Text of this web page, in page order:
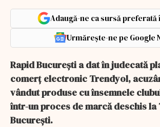
Adaugă-ne ca sursă preferată
Urmărește-ne pe Google
Rapid București a dat în judecată
comerț electronic Trendyol,
vândut produse cu însemnele
într-un proces de marcă deschis la
București.